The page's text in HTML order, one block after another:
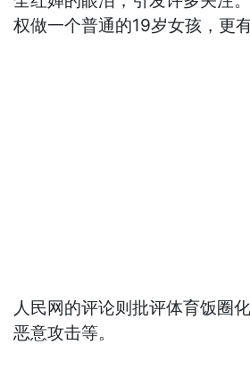
权做一个普通的19岁女孩，更
人民网的评论则批评体育饭圈
恶意攻击等。